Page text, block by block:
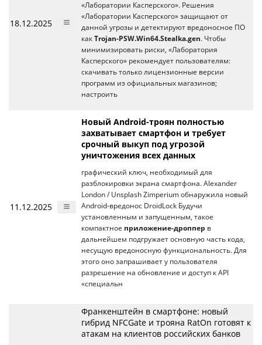
18.12.2025
«Лаборатории Касперского». Решения
«Лаборатории Касперского» защищают от
данной угрозы и детектируют вредоносное ПО
как Trojan-PSW.Win64.Stealka.gen. Чтобы
минимизировать риски, «Лаборатория
Касперского» рекомендует пользователям:
скачивать только лицензионные версии
программ из официальных магазинов;
настроить
11.12.2025
Новый Android-троян полностью
захватывает смартфон и требует
срочный выкуп под угрозой
уничтожения всех данных
графический ключ, необходимый для
разблокировки экрана смартфона. Alexander
London / Unsplash Zimperium обнаружила новый
Android-вредонос DroidLock Будучи
установленным и запущенным, такое
компактное приложение-дроппер в
дальнейшем подгружает основную часть кода,
несущую вредоносную функциональность. Для
этого оно запрашивает у пользователя
разрешение на обновление и доступ к API
«специальн
Франкенштейн в смартфоне: новый
гибрид NFCGate и трояна RatOn готовят к
атакам на клиентов российских банков